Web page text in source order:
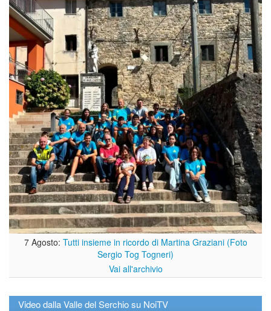
7 Agosto: Tutti insieme in ricordo di Martina Graziani (Foto
Sergio Tog Togneri)
Vai all'archivio
Video dalla Valle del Serchio su NoiTV